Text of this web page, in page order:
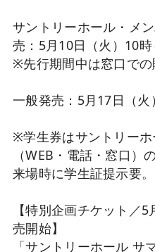
サントリーホール・メ
売：5月10日（火）10時
※先行期間中は窓口での
一般発売：5月17日（火
※学生券はサントリー
（WEB・電話・窓口）
来場時に学生証提示要
【特別企画チケット／
売開始】
「サントリーホール サ